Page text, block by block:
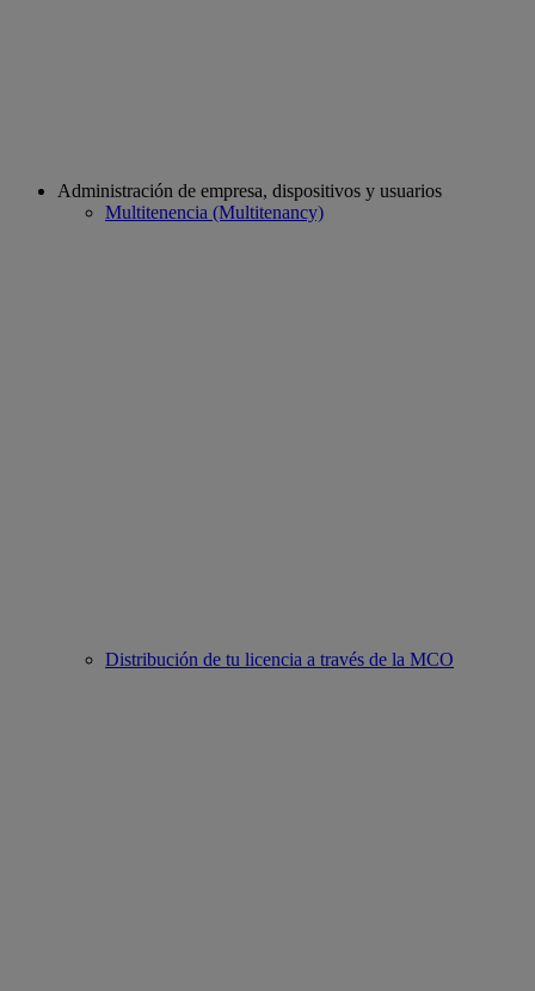
Administración de empresa, dispositivos y usuarios
Multitenencia (Multitenancy)
Distribución de tu licencia a través de la MCO